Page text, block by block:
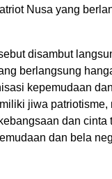
Nusa yang
disambut
berlangsung
kepemudaan
jiwa
dan
dan bela